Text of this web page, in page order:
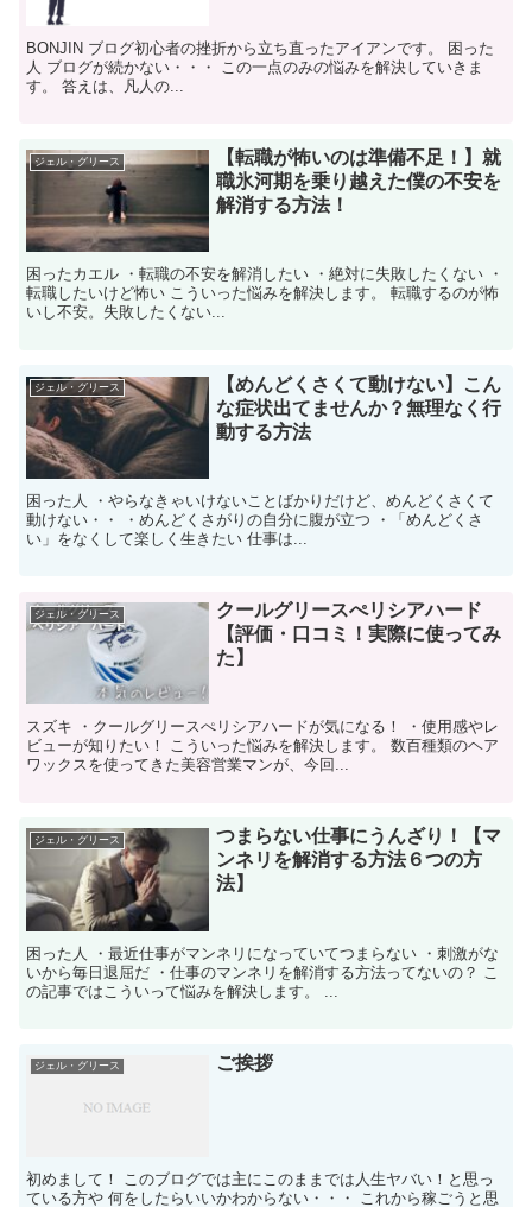
BONJIN ブログ初心者の挫折から立ち直ったアイアンです。 困った
人 ブログが続かない・・・ この一点のみの悩みを解決していきま
す。 答えは、凡人の...
ジェル・グリース
【転職が怖いのは準備不足！】就
職氷河期を乗り越えた僕の不安を
解消する方法！
困ったカエル ・転職の不安を解消したい ・絶対に失敗したくない ・
転職したいけど怖い こういった悩みを解決します。 転職するのが怖
いし不安。失敗したくない...
ジェル・グリース
【めんどくさくて動けない】こん
な症状出てませんか？無理なく行
動する方法
困った人 ・やらなきゃいけないことばかりだけど、めんどくさくて
動けない・・ ・めんどくさがりの自分に腹が立つ ・「めんどくさ
い」をなくして楽しく生きたい 仕事は...
ジェル・グリース
クールグリースぺリシアハード
【評価・口コミ！実際に使ってみ
た】
スズキ ・クールグリースぺリシアハードが気になる！ ・使用感やレ
ビューが知りたい！ こういった悩みを解決します。 数百種類のヘア
ワックスを使ってきた美容営業マンが、今回...
ジェル・グリース
つまらない仕事にうんざり！【マ
ンネリを解消する方法６つの方
法】
困った人 ・最近仕事がマンネリになっていてつまらない ・刺激がな
いから毎日退屈だ ・仕事のマンネリを解消する方法ってないの？ こ
の記事ではこういって悩みを解決します。 ...
ジェル・グリース ご挨拶
初めまして！ このブログでは主にこのままでは人生ヤバい！と思っ
ている方や 何をしたらいいかわからない・・・ これから稼ごうと思